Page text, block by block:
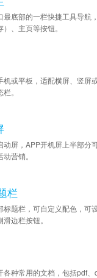
最底部的一栏快捷工具导航
、主页等按钮。
机或平板，适配横屏、竖屏
。
动屏，APP开机屏上半部分
营销。
栏
标题栏，可自定义配色，可
边栏按钮。
各种常用的文档，包括pdf